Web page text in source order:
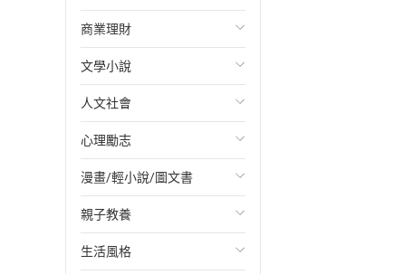
商業理財
投資理財
經濟/趨勢
財務/金融
管理/領導
職場工作術
成功法
文學小說
歐美文學
日本文學
韓國文學
華文文學
經典文學
人文社會
國際關係
政治
社會科學
台灣/中國歷史
心理勵志
心靈成長/情緒
人際關係
兩性關係
漫畫/輕小說/圖文書
輕小說
奇幻/科幻
親子教養
教育現場
生活風格